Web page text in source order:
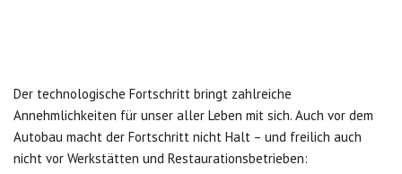
Der technologische Fortschritt bringt zahlreiche
Annehmlichkeiten für unser aller Leben mit sich. Auch vor dem
Autobau macht der Fortschritt nicht Halt – und freilich auch
nicht vor Werkstätten und Restaurationsbetrieben: